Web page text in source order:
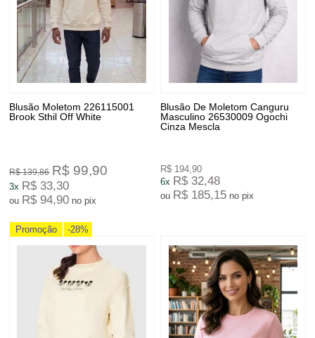
Blusão Moletom 226115001
Brook Sthil Off White
R$ 139,86 R$ 99,90
3x R$ 33,30
ou R$ 94,90 no pix
Blusão De Moletom Canguru
Masculino 26530009 Ogochi
Cinza Mescla
R$ 194,90
6x R$ 32,48
ou R$ 185,15 no pix
Promoção -28%